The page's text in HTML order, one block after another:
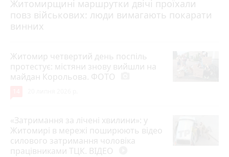
Житомирщині маршрутки двічі проїхали
повз військових: люди вимагають покарати
винних
17 липня 2026 р.
Житомир четвертий день поспіль
протестує: містяни знову вийшли на
майдан Корольова. ФОТО
«Затримання за лічені хвилини»: у
Житомирі в мережі поширюють відео
силового затримання чоловіка
працівниками ТЦК. ВІДЕО